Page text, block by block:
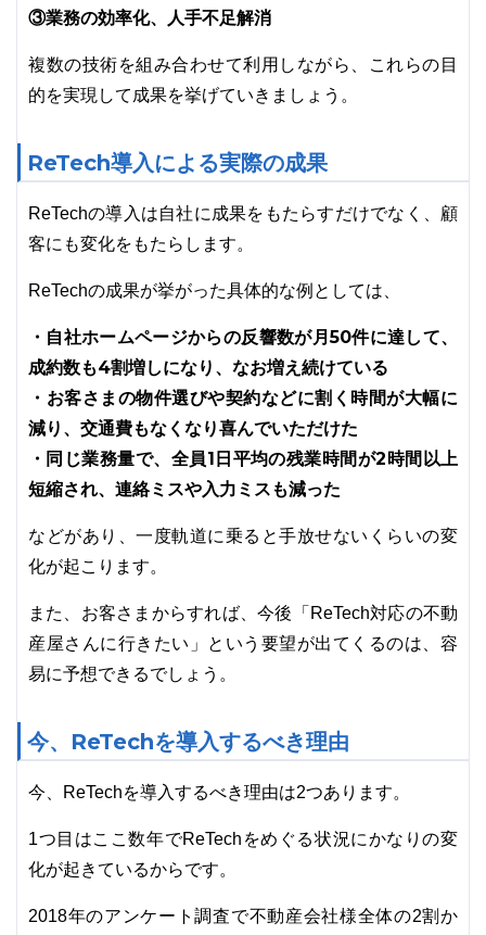
③業務の効率化、人手不足解消
複数の技術を組み合わせて利用しながら、これらの目
的を実現して成果を挙げていきましょう。
ReTech導入による実際の成果
ReTechの導入は自社に成果をもたらすだけでなく、顧
客にも変化をもたらします。
ReTechの成果が挙がった具体的な例としては、
・自社ホームページからの反響数が月50件に達して、
成約数も4割増しになり、なお増え続けている
・お客さまの物件選びや契約などに割く時間が大幅に
減り、交通費もなくなり喜んでいただけた
・同じ業務量で、全員1日平均の残業時間が2時間以上
短縮され、連絡ミスや入力ミスも減った
などがあり、一度軌道に乗ると手放せないくらいの変
化が起こります。
また、お客さまからすれば、今後「ReTech対応の不動
産屋さんに行きたい」という要望が出てくるのは、容
易に予想できるでしょう。
今、ReTechを導入するべき理由
今、ReTechを導入するべき理由は2つあります。
1つ目はここ数年でReTechをめぐる状況にかなりの変
化が起きているからです。
2018年のアンケート調査で不動産会社様全体の2割か